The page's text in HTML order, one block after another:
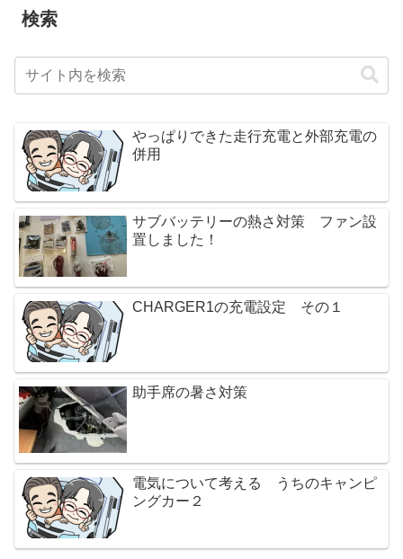
検索
やっぱりできた走行充電と外部充電の
併用
サブバッテリーの熱さ対策 ファン設
置しました！
CHARGER1の充電設定 その１
助手席の暑さ対策
電気について考える うちのキャンピ
ングカー２